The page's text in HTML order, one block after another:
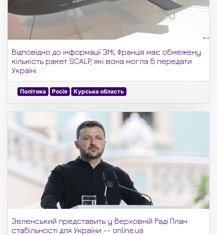
Відповідно до інформації ЗМІ, Франція має обмежену
кількість ракет SCALP, які вона могла б передати
Україні.
Політика Росія Курська область
Зеленський представить у Верховній Раді План
стабільності для України -- online.ua